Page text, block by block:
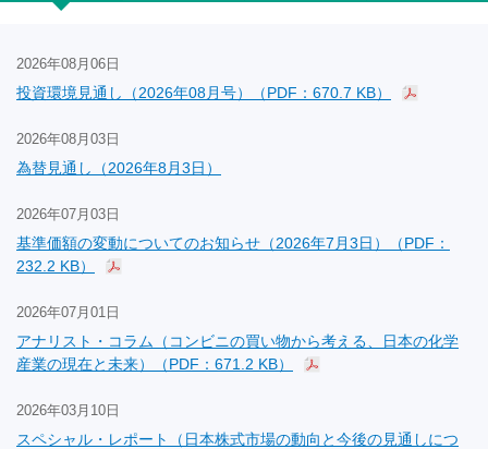
2026年08月06日
投資環境見通し（2026年08月号）（PDF：670.7 KB）
2026年08月03日
為替見通し（2026年8月3日）
2026年07月03日
基準価額の変動についてのお知らせ（2026年7月3日）（PDF：
232.2 KB）
2026年07月01日
アナリスト・コラム（コンビニの買い物から考える、日本の化学
産業の現在と未来）（PDF：671.2 KB）
2026年03月10日
スペシャル・レポート（日本株式市場の動向と今後の見通しにつ